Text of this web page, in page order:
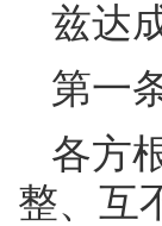
兹达
第一
各方
整、互